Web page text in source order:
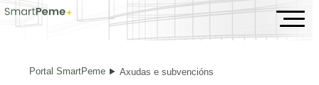
Axudas e subvencións
Portal SmartPeme Axudas e subvencións